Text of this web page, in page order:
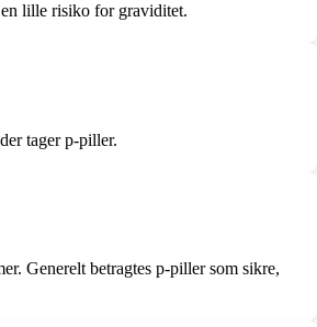
lille risiko for graviditet.
tager p-piller.
Generelt betragtes p-piller som sikre,